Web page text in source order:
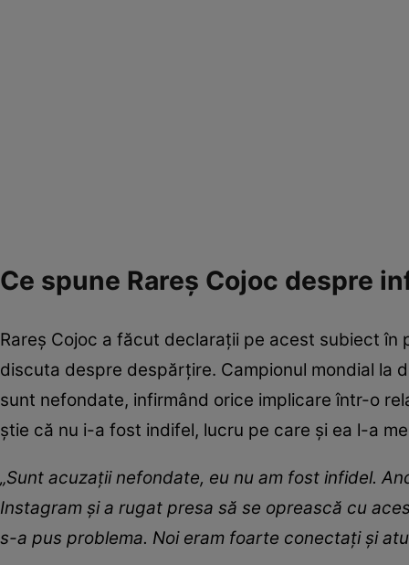
Ce spune Rareș Cojoc despre
Rareș Cojoc a făcut declarații pe acest subiect
discuta despre despărțire. Campionul mondial la
sunt nefondate, infirmând orice implicare într-o
știe că nu i-a fost indifel, lucru pe care și ea l-a
„Sunt acuzații nefondate, eu nu am fost infidel.
Instagram și a rugat presa să se oprească cu
s-a pus problema. Noi eram foarte conectați și